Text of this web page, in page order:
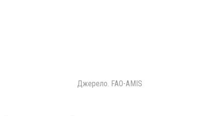
Джерело. FAO-AMIS